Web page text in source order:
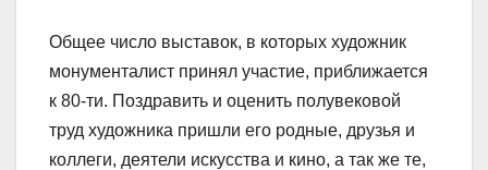
Общее число выставок, в которых художник
монументалист принял участие, приближается
к 80-ти. Поздравить и оценить полувековой
труд художника пришли его родные, друзья и
коллеги, деятели искусства и кино, а так же те,